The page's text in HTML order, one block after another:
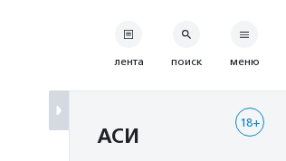
лента поиск меню
18+
АСИ